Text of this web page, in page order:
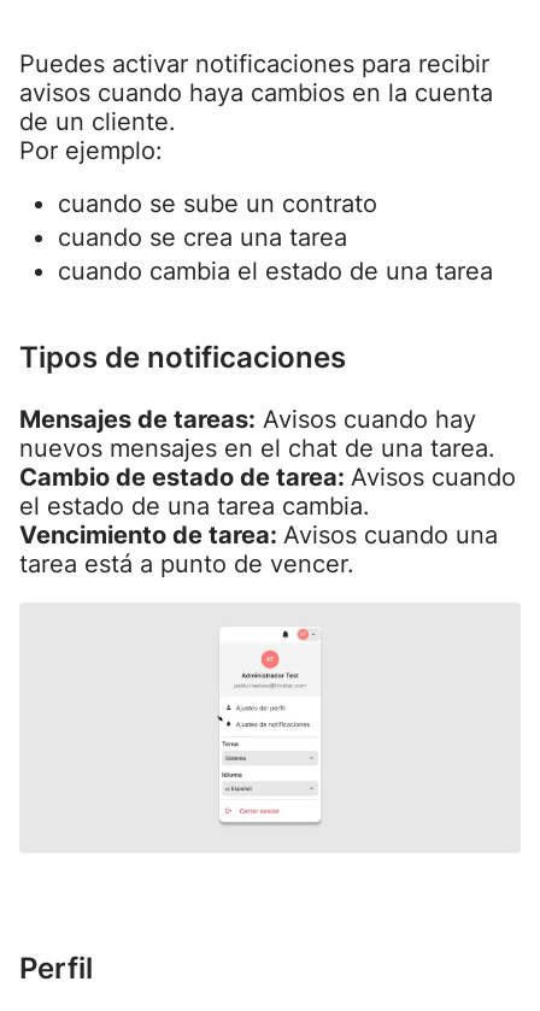
Puedes activar notificaciones para recibir
avisos cuando haya cambios en la cuenta
de un cliente.
Por ejemplo:
cuando se sube un contrato
cuando se crea una tarea
cuando cambia el estado de una tarea
Tipos de notificaciones
Mensajes de tareas: Avisos cuando hay
nuevos mensajes en el chat de una tarea.
Cambio de estado de tarea: Avisos cuando
el estado de una tarea cambia.
Vencimiento de tarea: Avisos cuando una
tarea está a punto de vencer.
Perfil